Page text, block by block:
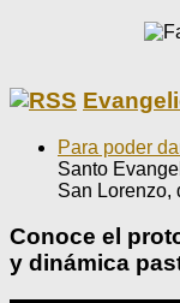
Para poder
Santo
San Lorenzo,
Conoce el
y dinámica